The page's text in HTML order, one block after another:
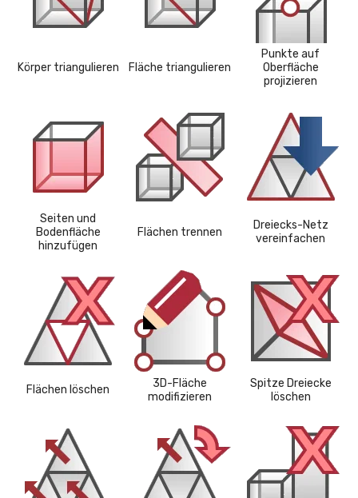
Körper triangulieren Fläche triangulieren
Punkte auf
Oberfläche
projizieren
Seiten und
Bodenfläche
hinzufügen
Flächen trennen
Dreiecks-Netz
vereinfachen
Flächen löschen
3D-Fläche
modifizieren
Spitze Dreiecke
löschen